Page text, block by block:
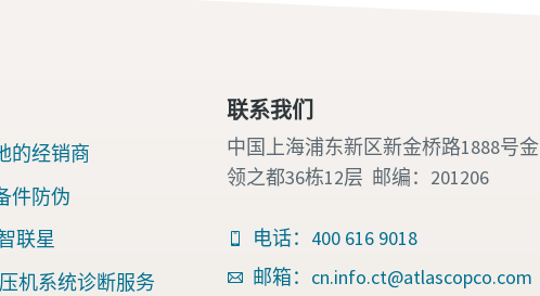
的经销商
件防伪
联星
机系统诊断服务
联系我们
中国上海浦东新区新金桥路1888号金
领之都36栋12层 邮编：201206
电话：400 616 9018
邮箱：cn.info.ct@atlascopco.com